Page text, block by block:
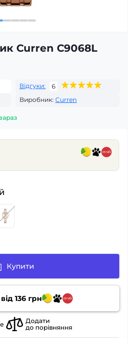
Curren C9068L
Відгуки:
6
Виробник: Curren
Купити
136грн
Додати
до порівняння